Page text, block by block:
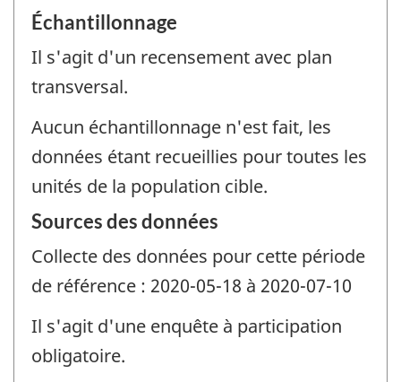
Échantillonnage
Il s'agit d'un recensement avec plan
transversal.
Aucun échantillonnage n'est fait, les
données étant recueillies pour toutes les
unités de la population cible.
Sources des données
Collecte des données pour cette période
de référence : 2020-05-18 à 2020-07-10
Il s'agit d'une enquête à participation
obligatoire.